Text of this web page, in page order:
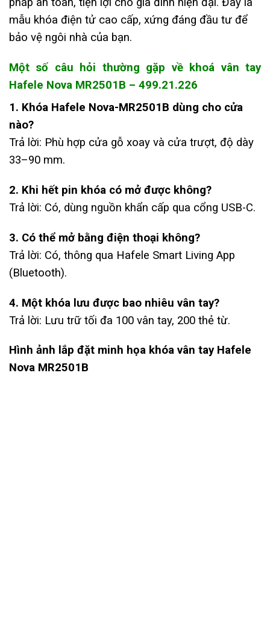
mẫu khóa điện tử cao cấp, xứng đáng đầu tư để
bảo vệ ngôi nhà của bạn.
Một số câu hỏi thường gặp về khoá vân tay
Hafele Nova MR2501B – 499.21.226
1. Khóa Hafele Nova-MR2501B dùng cho cửa
nào?
Trả lời: Phù hợp cửa gỗ xoay và cửa trượt, độ dày
33–90 mm.
2. Khi hết pin khóa có mở được không?
Trả lời: Có, dùng nguồn khẩn cấp qua cổng USB-C.
3. Có thể mở bằng điện thoại không?
Trả lời: Có, thông qua Hafele Smart Living App
(Bluetooth).
4. Một khóa lưu được bao nhiêu vân tay?
Trả lời: Lưu trữ tối đa 100 vân tay, 200 thẻ từ.
Hình ảnh lắp đặt minh họa khóa vân tay Hafele
Nova MR2501B